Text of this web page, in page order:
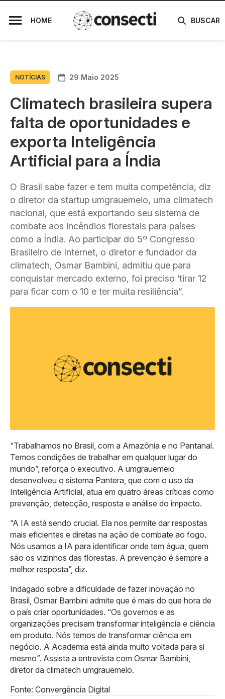
HOME BUSCAR
NOTÍCIAS 29 Maio 2025
Climatech brasileira supera
falta de oportunidades e
exporta Inteligência
Artificial para a Índia
O Brasil sabe fazer e tem muita competência, diz
o diretor da startup umgrauemeio, uma climatech
nacional, que está exportando seu sistema de
combate aos incêndios florestais para países
como a Índia. Ao participar do 5º Congresso
Brasileiro de Internet, o diretor e fundador da
climatech, Osmar Bambini, admitiu que para
conquistar mercado externo, foi preciso ‘tirar 12
para ficar com o 10 e ter muita resiliência”.
“Trabalhamos no Brasil, com a Amazônia e no Pantanal.
Temos condições de trabalhar em qualquer lugar do
mundo”, reforça o executivo. A umgrauemeio
desenvolveu o sistema Pantera, que com o uso da
Inteligência Artificial, atua em quatro áreas críticas como
prevenção, detecção, resposta e análise do impacto.
“A IA está sendo crucial. Ela nos permite dar respostas
mais eficientes e diretas na ação de combate ao fogo.
Nós usamos a IA para identificar onde tem água, quem
são os vizinhos das florestas. A prevenção é sempre a
melhor resposta”, diz.
Indagado sobre a dificuldade de fazer inovação no
Brasil, Osmar Bambini admite que é mais do que hora de
o país criar oportunidades. “Os governos e as
organizações precisam transformar inteligência e ciência
em produto. Nós temos de transformar ciência em
negócio. A Academia está ainda muito voltada para si
mesmo”. Assista a entrevista com Osmar Bambini,
diretor da climatech umgrauemeio.
Fonte: Convergência Digital